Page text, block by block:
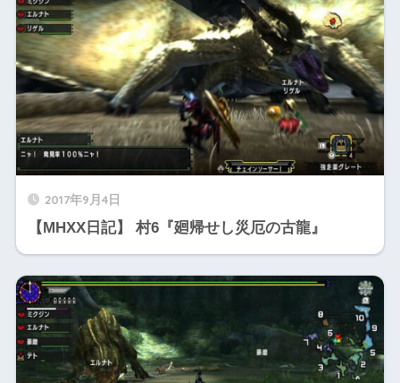
2017年9月4日
【MHXX日記】 村6『廻帰せし災厄の古龍』